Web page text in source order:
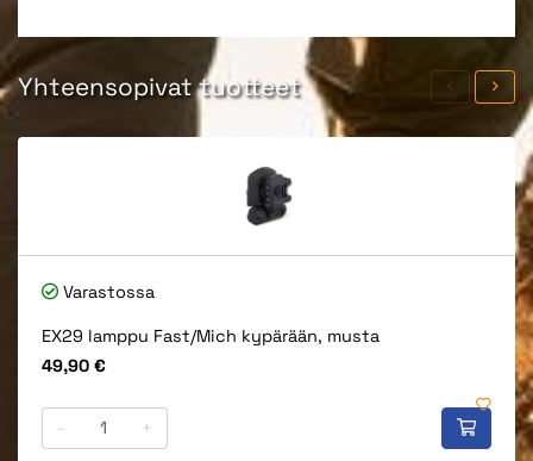
Yhteensopivat tuotteet
Varastossa
EX29 lamppu Fast/Mich kypärään, musta
Hinta
49,90 €
- +